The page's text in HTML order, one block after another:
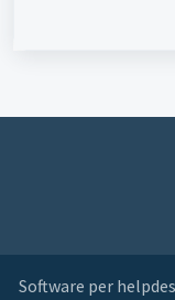
Software per